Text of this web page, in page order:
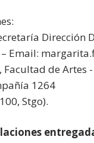
Dirección
– Email:
de Artes
1264
Stgo).